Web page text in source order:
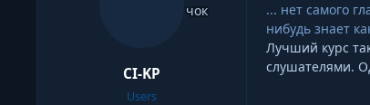
CI-KP
Users
... нет самого
нибудь знает
Лучший курс
слушателями.